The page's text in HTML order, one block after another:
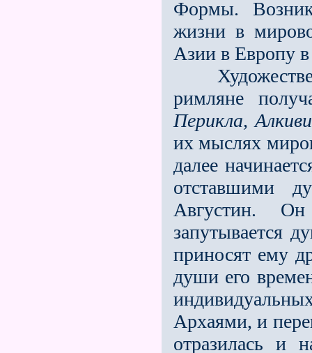
Формы.
жизни в
Азии в Европу
римляне
Перикла,
их мыслях
далее
отставшими
Августин.
запутывается
приносят ему
души его
Архаями, и
отразилась и